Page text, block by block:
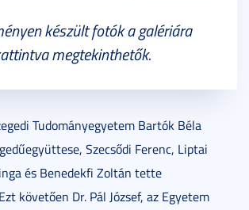
készült fotók a galériára
megtekinthetők.
Tudományegyetem Bartók Béla
Szecsődi Ferenc, Liptai
és Benedekfi Zoltán tette
követően Dr. Pál József, az Egyetem